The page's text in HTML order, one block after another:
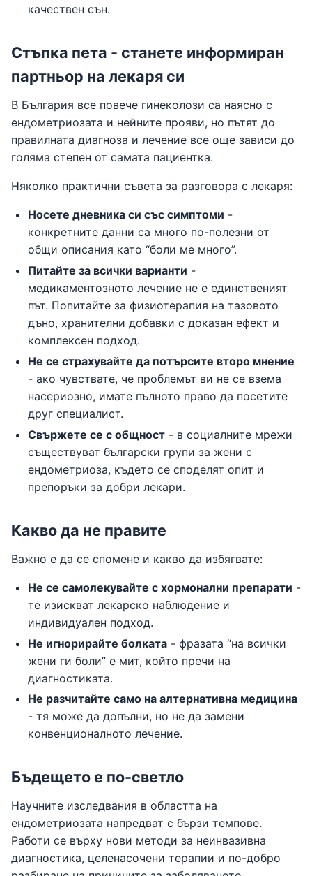
качествен сън.
Стъпка пета - станете информиран
партньор на лекаря си
В България все повече гинеколози са наясно с
ендометриозата и нейните прояви, но пътят до
правилната диагноза и лечение все още зависи до
голяма степен от самата пациентка.
Няколко практични съвета за разговора с лекаря:
Носете дневника си със симптоми -
конкретните данни са много по-полезни от
общи описания като “боли ме много”.
Питайте за всички варианти -
медикаментозното лечение не е единственият
път. Попитайте за физиотерапия на тазовото
дъно, хранителни добавки с доказан ефект и
комплексен подход.
Не се страхувайте да потърсите второ мнение
- ако чувствате, че проблемът ви не се взема
насериозно, имате пълното право да посетите
друг специалист.
Свържете се с общност - в социалните мрежи
съществуват български групи за жени с
ендометриоза, където се споделят опит и
препоръки за добри лекари.
Какво да не правите
Важно е да се спомене и какво да избягвате:
Не се самолекувайте с хормонални препарати -
те изискват лекарско наблюдение и
индивидуален подход.
Не игнорирайте болката - фразата “на всички
жени ги боли” е мит, който пречи на
диагностиката.
Не разчитайте само на алтернативна медицина
- тя може да допълни, но не да замени
конвенционалното лечение.
Бъдещето е по-светло
Научните изследвания в областта на
ендометриозата напредват с бързи темпове.
Работи се върху нови методи за неинвазивна
диагностика, целенасочени терапии и по-добро